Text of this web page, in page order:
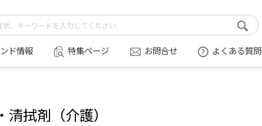
ド情報 特集ページ お問合せ よくある質問
清拭剤（介護）